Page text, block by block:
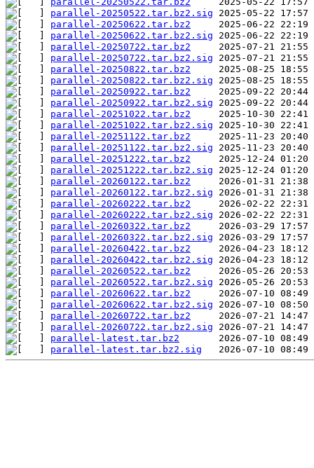
parallel-20250522.tar.bz2.sig
parallel-20250622.tar.bz2
parallel-20250622.tar.bz2.sig
parallel-20250722.tar.bz2
parallel-20250722.tar.bz2.sig
parallel-20250822.tar.bz2
parallel-20250822.tar.bz2.sig
parallel-20250922.tar.bz2
parallel-20250922.tar.bz2.sig
parallel-20251022.tar.bz2
parallel-20251022.tar.bz2.sig
parallel-20251122.tar.bz2
parallel-20251122.tar.bz2.sig
parallel-20251222.tar.bz2
parallel-20251222.tar.bz2.sig
parallel-20260122.tar.bz2
parallel-20260122.tar.bz2.sig
parallel-20260222.tar.bz2
parallel-20260222.tar.bz2.sig
parallel-20260322.tar.bz2
parallel-20260322.tar.bz2.sig
parallel-20260422.tar.bz2
parallel-20260422.tar.bz2.sig
parallel-20260522.tar.bz2
parallel-20260522.tar.bz2.sig
parallel-20260622.tar.bz2
parallel-20260622.tar.bz2.sig
parallel-20260722.tar.bz2
parallel-20260722.tar.bz2.sig
parallel-latest.tar.bz2
parallel-latest.tar.bz2.sig